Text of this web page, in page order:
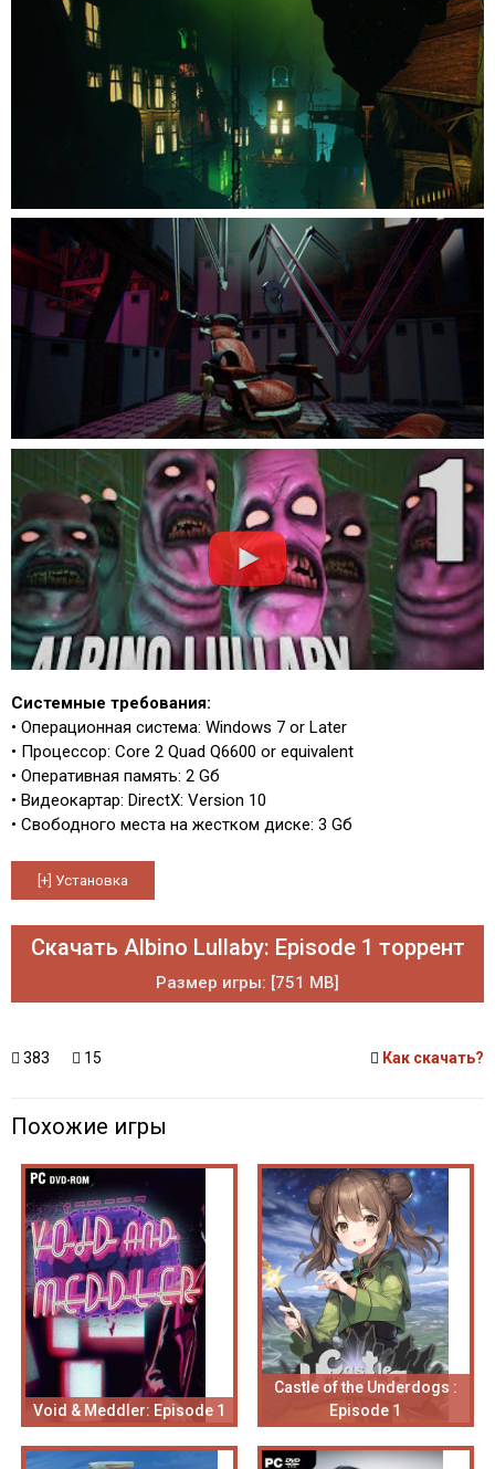
Системные требования:
• Операционная система: Windows 7 or Later
• Процессор: Core 2 Quad Q6600 or equivalent
• Оперативная память: 2 Gб
• Видеокартар: DirectX: Version 10
• Свободного места на жестком диске: 3 Gб
Скачать Albino Lullaby: Episode 1 торрент
Размер игры: [751 MB]
383 15 Как скачать?
Похожие игры
Void & Meddler: Episode 1
Castle of the Underdogs :
Episode 1